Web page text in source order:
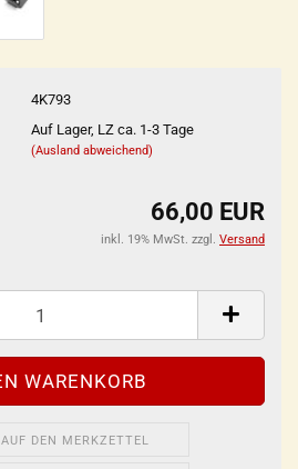
4K793
Auf Lager, LZ ca. 1-3 Tage
(Ausland abweichend)
66,00 EUR
inkl. 19% MwSt. zzgl. Versand
AUF DEN MERKZETTEL